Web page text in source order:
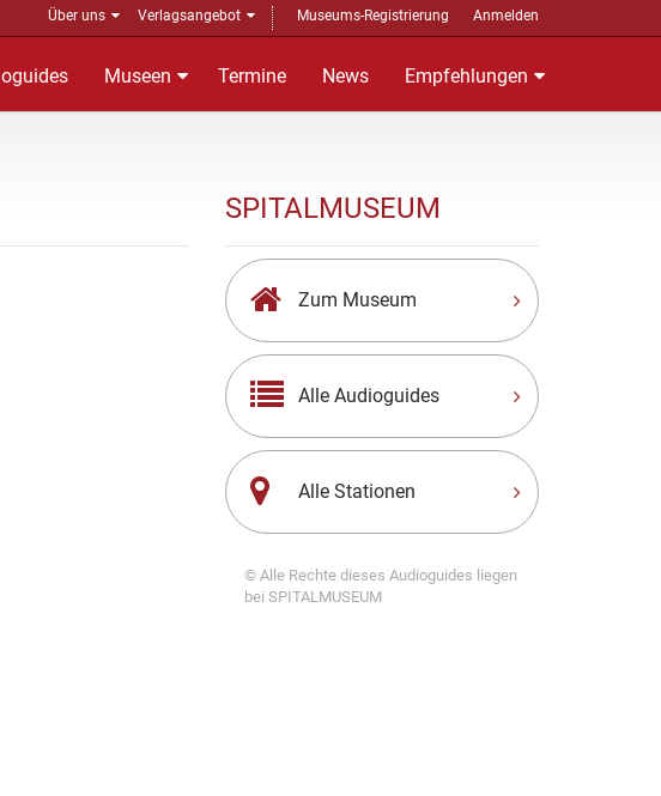
Über uns Verlagsangebot Museums-Registrierung Anmelden
Museen Termine News Empfehlungen
SPITALMUSEUM
Zum Museum
Alle Audioguides
Alle Stationen
© Alle Rechte dieses Audioguides liegen
bei SPITALMUSEUM